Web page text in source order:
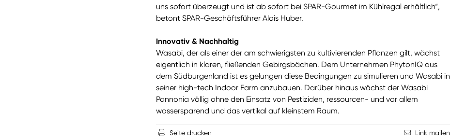
uns sofort überzeugt und ist ab sofort bei SPAR-Gourmet im Kühlregal erhältlich“,
betont SPAR-Geschäftsführer Alois Huber.
Innovativ & Nachhaltig
Wasabi, der als einer der am schwierigsten zu kultivierenden Pflanzen gilt, wächst
eigentlich in klaren, fließenden Gebirgsbächen. Dem Unternehmen PhytonIQ aus
dem Südburgenland ist es gelungen diese Bedingungen zu simulieren und Wasabi in
seiner high-tech Indoor Farm anzubauen. Darüber hinaus wächst der Wasabi
Pannonia völlig ohne den Einsatz von Pestiziden, ressourcen- und vor allem
wassersparend und das vertikal auf kleinstem Raum.
Seite drucken Link mailen